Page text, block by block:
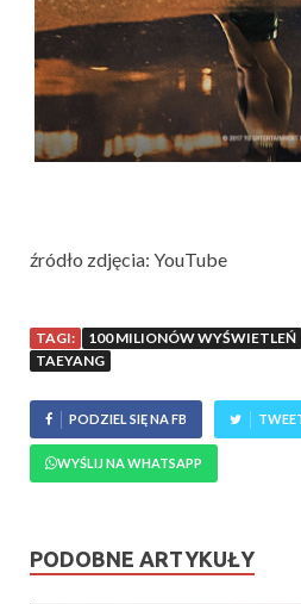
źródło zdjęcia: YouTube
TAGI: 100 MILIONÓW WYŚWIETLEŃ
TAEYANG
PODZIEL SIĘ NA FB
WYŚLIJ NA WHATSAPP
PODOBNE ARTYKUŁY